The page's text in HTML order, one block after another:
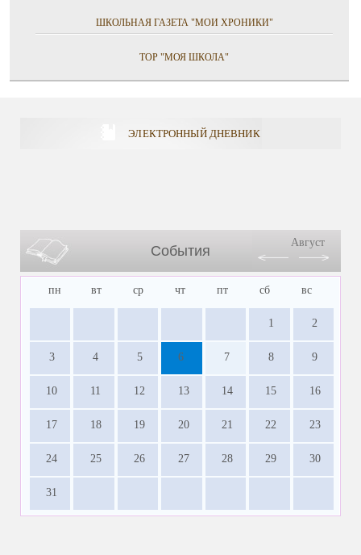
ШКОЛЬНАЯ ГАЗЕТА "МОИ ХРОНИКИ"
ТОР "МОЯ ШКОЛА"
ЭЛЕКТРОННЫЙ ДНЕВНИК
События
Август
пн вт ср чт пт сб вс
1 2
3 4 5 6 7 8 9
10 11 12 13 14 15 16
17 18 19 20 21 22 23
24 25 26 27 28 29 30
31